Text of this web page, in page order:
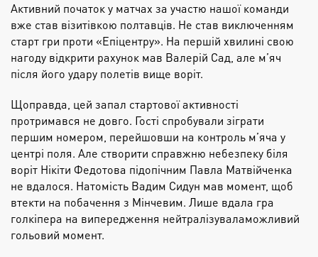
Активний початок у матчах за участю нашої команди
вже став візитівкою полтавців. Не став виключенням
старт гри проти «Епіцентру». На першій хвилині свою
нагоду відкрити рахунок мав Валерій Сад, але м’яч
після його удару полетів вище воріт.
Щоправда, цей запал стартової активності
протримався не довго. Гості спробували зіграти
першим номером, перейшовши на контроль м’яча у
центрі поля. Але створити справжню небезпеку біля
воріт Нікіти Федотова підопічним Павла Матвійченка
не вдалося. Натомість Вадим Сидун мав момент, щоб
втекти на побачення з Мінчевим. Лише вдала гра
голкіпера на випередження нейтралізуваламожливий
гольовий момент.